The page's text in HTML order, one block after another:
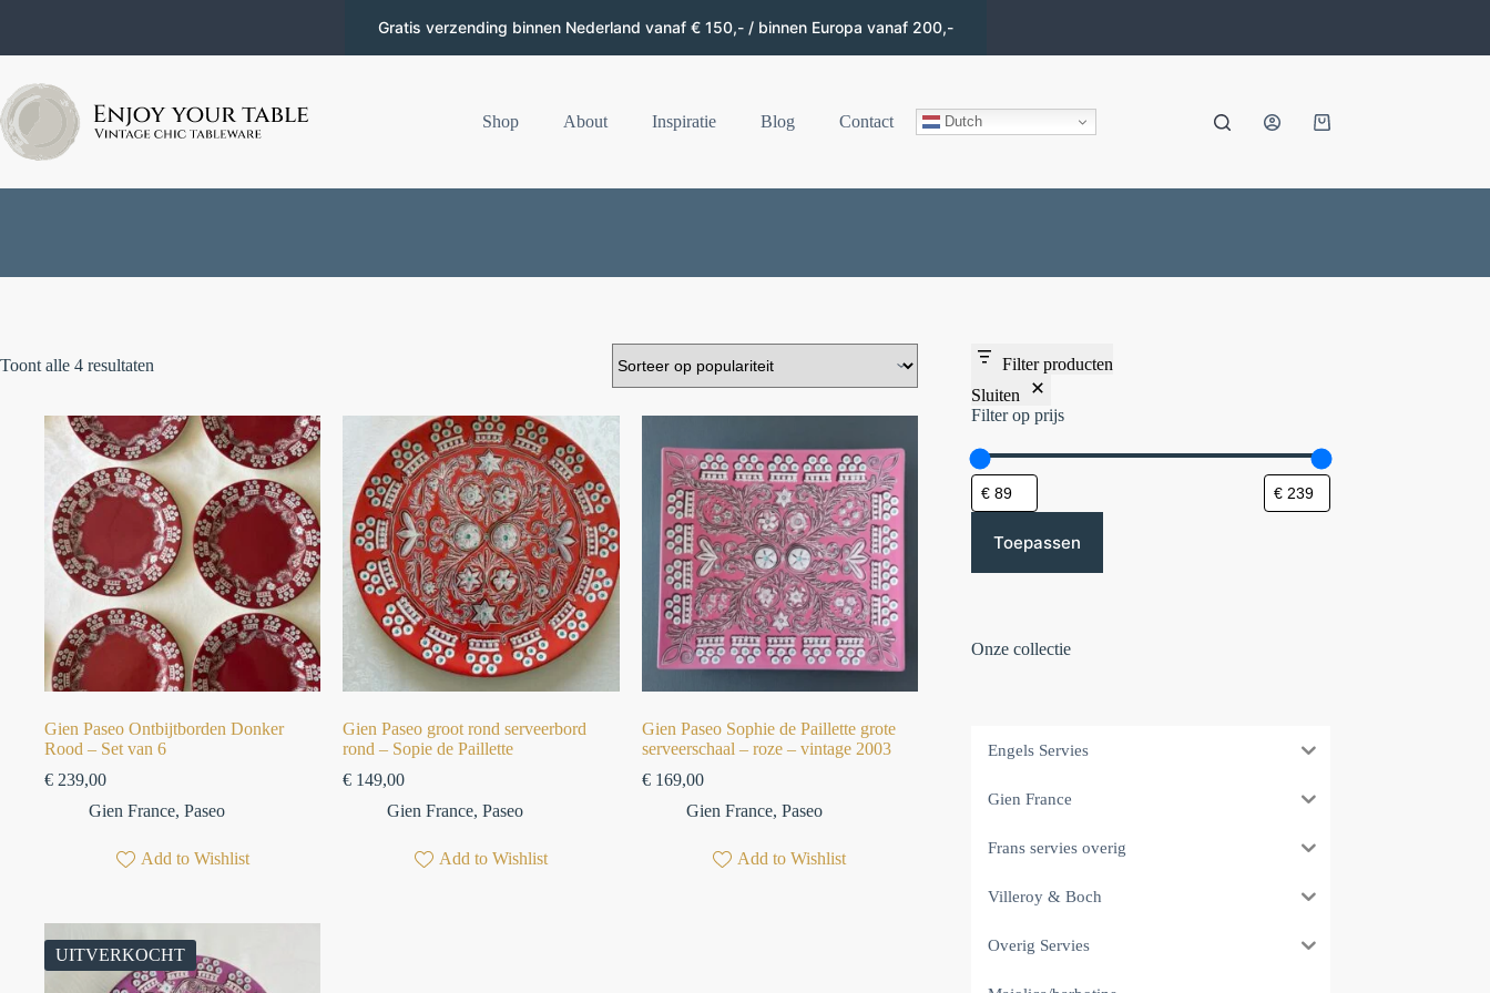
Gratis verzending binnen Nederland vanaf € 150,- / binnen Europa vanaf 200,-
Shop About Inspiratie Blog Contact Dutch
Toont alle 4 resultaten
Gien Paseo Ontbijtborden Donker
Rood – Set van 6
€ 239,00
Gien France, Paseo
Add to Wishlist
Gien Paseo groot rond serveerbord
rond – Sopie de Paillette
€ 149,00
Gien France,Paseo
Add to Wishlist
Gien Paseo Sophie de Paillette grote
serveerschaal – roze – vintage 2003
€169,00
Gien France, Paseo
Add to Wishlist
UITVERKOCHT
Filter producten
Sluiten
Filter op prijs
Toepassen
Onze collectie
Engels Servies
Gien France
Frans servies overig
Villeroy & Boch
Overig Servies